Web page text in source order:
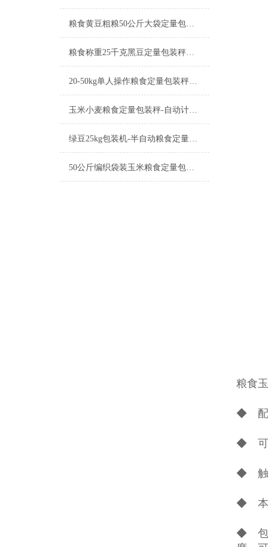
粮食黄豆粗粮50公斤大袋定量包装秤产品简介
粮食称重25千克黑豆定量包装秤工厂生产
20-50kg单人操作粮食定量包装秤产品简介
玉米小麦粮食定量包装秤-自动计量称重一体机厂家
绿豆25kg包装机-半自动粮食定量包装秤产品简介
50公斤编织袋装玉米粮食定量包装秤产品简介
粮食
◆ 配
◆ 可
◆ 触
◆ 本
◆ 包